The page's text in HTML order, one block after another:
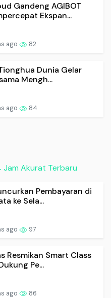
Gandeng AGIBOT
Ekspan...
ago 82
Dunia Gelar
Mengh...
ago 84
Akurat Terbaru
Pembayaran di
ke Sela...
ago 97
Resmikan Smart Class
Pe...
ago 86